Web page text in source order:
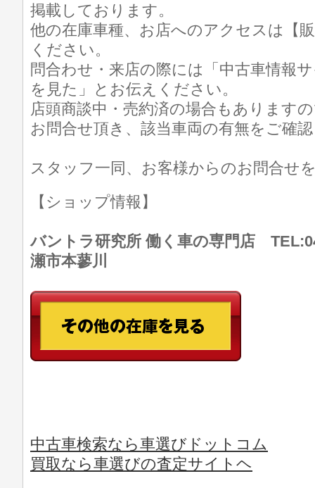
掲載しております。
他の在庫車種、お店へのアクセスは【
ください。
問合わせ・来店の際には「中古車情報
を見た」とお伝えください。
店頭商談中・売約済の場合もあります
お問合せ頂き、該当車両の有無をご確
スタッフ一同、お客様からのお問合せ
【ショップ情報】
バントラ研究所 働く車の専門店
瀬市本蓼川
中古車検索なら車選びドットコム
買取なら車選びの査定サイトヘ